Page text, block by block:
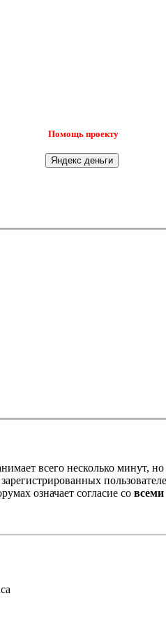
Помощь проекту
всего несколько минут,
означает согласие со всеми